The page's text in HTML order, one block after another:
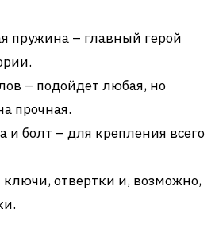
пружина – главный герой
– подойдет любая, но
прочная.
и болт – для крепления всего
отвертки и, возможно,